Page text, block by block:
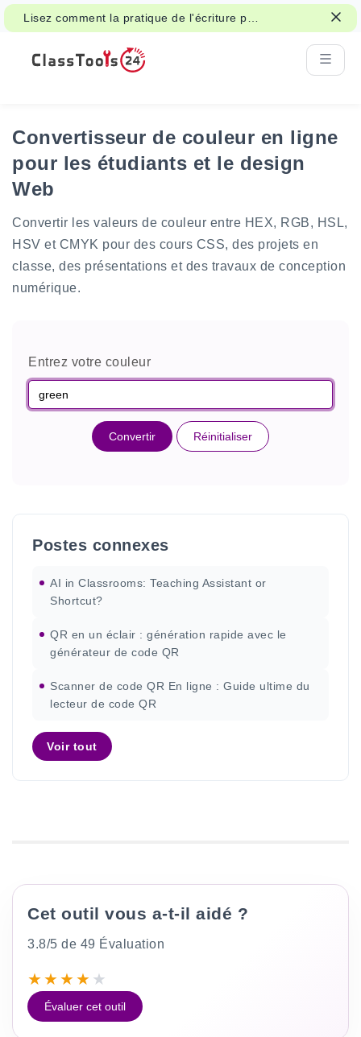
Lisez comment la pratique de l'écriture peut
soutenir l'attention, la mémoire et
l'apprentissage.
Convertisseur de couleur en ligne
pour les étudiants et le design
Web
Convertir les valeurs de couleur entre HEX, RGB, HSL,
HSV et CMYK pour des cours CSS, des projets en
classe, des présentations et des travaux de conception
numérique.
Entrez votre couleur
Convertir Réinitialiser
Postes connexes
AI in Classrooms: Teaching Assistant or
Shortcut?
QR en un éclair : génération rapide avec le
générateur de code QR
Scanner de code QR En ligne : Guide ultime du
lecteur de code QR
Voir tout
Cet outil vous a-t-il aidé ?
3.8/5 de 49 Évaluation
★★★★ ★
Évaluer cet outil